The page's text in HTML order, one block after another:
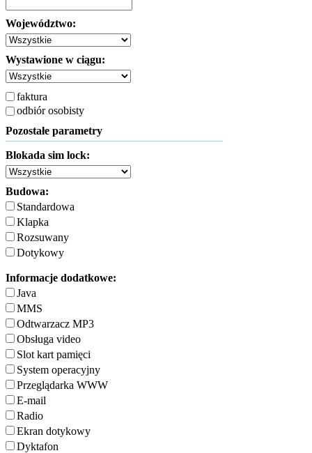
Województwo:
Wystawione w ciągu:
faktura
odbiór osobisty
Pozostałe parametry
Blokada sim lock:
Budowa:
Standardowa
Klapka
Rozsuwany
Dotykowy
Informacje dodatkowe:
Java
MMS
Odtwarzacz MP3
Obsługa video
Slot kart pamięci
System operacyjny
Przeglądarka WWW
E-mail
Radio
Ekran dotykowy
Dyktafon